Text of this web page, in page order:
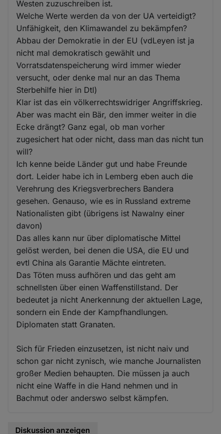
Westen zuzuschreiben ist.
Welche Werte werden da von der UA verteidigt?
Unfähigkeit, den Klimawandel zu bekämpfen?
Abbau der Demokratie in der EU (vdLeyen ist ja
nicht mal demokratisch gewählt und
Vorratsdatenspeicherung wird immer wieder
versucht, oder denke mal nur an das Thema
Sterbehilfe hier in Dtl)
Klar ist das ein völkerrechtswidriger Angriffskrieg.
Aber was macht ein Bär, den immer weiter in die
Ecke drängt? Ganz egal, ob man vorher
zugesichert hat oder nicht, dass man das nicht tun
will?
Ich kenne beide Länder gut und habe Freunde
dort. Leider habe ich in Lemberg eben auch die
Verehrung des Kriegsverbrechers Bandera
gesehen. Genauso, wie es in Russland extreme
Nationalisten gibt (übrigens ist Nawalny einer
davon)
Das alles kann nur über diplomatische Mittel
gelöst werden, bei denen die USA, die EU und
evtl China als Garantie Mächte eintreten.
Das Töten muss aufhören und das geht am
schnellsten über einen Waffenstillstand. Der
bedeutet ja nicht Anerkennung der aktuellen Lage,
sondern ein Ende der Kampfhandlungen.
Diplomaten statt Granaten.
Sich für Frieden einzusetzen, ist nicht naiv und
schon gar nicht zynisch, wie manche Journalisten
großer Medien behaupten. Die müssen ja auch
nicht eine Waffe in die Hand nehmen und in
Bachmut oder anderswo selbst kämpfen.
Diskussion anzeigen